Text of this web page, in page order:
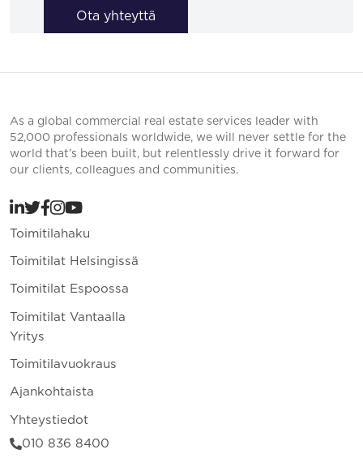
Ota yhteyttä
As a global commercial real estate services leader with
52,000 professionals worldwide, we will never settle for the
world that’s been built, but relentlessly drive it forward for
our clients, colleagues and communities.
Toimitilahaku
Toimitilat Helsingissä
Toimitilat Espoossa
Toimitilat Vantaalla
Yritys
Toimitilavuokraus
Ajankohtaista
Yhteystiedot
010 836 8400